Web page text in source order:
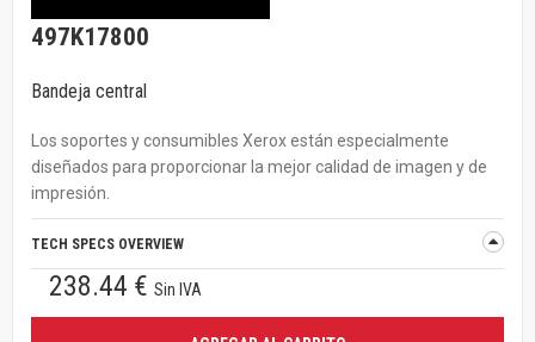
497K17800
Bandeja central
Los soportes y consumibles Xerox están especialmente
diseñados para proporcionar la mejor calidad de imagen y de
impresión.
TECH SPECS OVERVIEW
238.44 € Sin IVA